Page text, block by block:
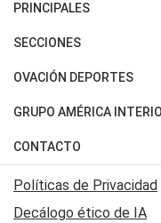
PRINCIPALES
Últimas Noticias
Política
Judiciales
Economia
SECCIONES
Horóscopo
Motores
Trucos caseros
Series y Películas
Edictos y Solicitadas
OVACIÓN DEPORTES
Fútbol
Mundial
Automovilismo
Rugby
GRUPO AMÉRICA
Canal 7 en Vivo
CONTACTO
Acerca de Nosotros
Contactanos
Políticas de Privacidad
Decálogo ético de IA